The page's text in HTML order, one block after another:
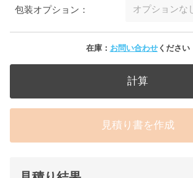
包装オプション：
在庫： お問い合わせください
計算
見積り書を作成